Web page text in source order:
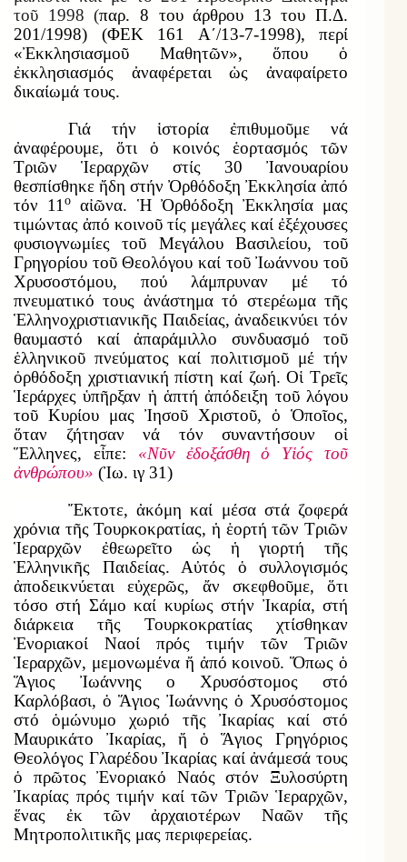
τοῦ 1998 (παρ. 8 του άρθρου 13 του Π.Δ.
201/1998) (ΦΕΚ 161 Α΄/13-7-1998), περί
«Ἐκκλησιασμοῦ Μαθητῶν», ὅπου ὁ
ἐκκλησιασμός ἀναφέρεται ὡς ἀναφαίρετο
δικαίωμά τους.
Γιά τήν ἱστορία ἐπιθυμοῦμε νά
ἀναφέρουμε, ὅτι ὁ κοινός ἑορτασμός τῶν
Τριῶν Ἱεραρχῶν στίς 30 Ἰανουαρίου
θεσπίσθηκε ἤδη στήν Ὀρθόδοξη Ἐκκλησία ἀπό
τόν 11ο
αἰῶνα. Ἡ Ὀρθόδοξη Ἐκκλησία μας
τιμώντας ἀπό κοινοῦ τίς μεγάλες καί ἐξέχουσες
φυσιογνωμίες τοῦ Μεγάλου Βασιλείου, τοῦ
Γρηγορίου τοῦ Θεολόγου καί τοῦ Ἰωάννου τοῦ
Χρυσοστόμου, πού λάμπρυναν μέ τό
πνευματικό τους ἀνάστημα τό στερέωμα τῆς
Ἑλληνοχριστιανικῆς Παιδείας, ἀναδεικνύει τόν
θαυμαστό καί ἀπαράμιλλο συνδυασμό τοῦ
ἑλληνικοῦ πνεύματος καί πολιτισμοῦ μέ τήν
ὀρθόδοξη χριστιανική πίστη καί ζωή. Οἱ Τρεῖς
Ἱεράρχες ὑπῆρξαν ἡ ἁπτή ἀπόδειξη τοῦ λόγου
τοῦ Κυρίου μας Ἰησοῦ Χριστοῦ, ὁ Ὁποῖος,
ὅταν ζήτησαν νά τόν συναντήσουν οἱ
Ἕλληνες, εἶπε: «Νῦν ἐδοξάσθη ὁ Υἱός τοῦ
ἀνθρώπου» (Ἰω. ιγ 31)
Ἔκτοτε, ἀκόμη καί μέσα στά ζοφερά
χρόνια τῆς Τουρκοκρατίας, ἡ ἑορτή τῶν Τριῶν
Ἱεραρχῶν ἐθεωρεῖτο ὡς ἡ γιορτή τῆς
Ἑλληνικῆς Παιδείας. Αὐτός ὁ συλλογισμός
ἀποδεικνύεται εὐχερῶς, ἄν σκεφθοῦμε, ὅτι
τόσο στή Σάμο καί κυρίως στήν Ἰκαρία, στή
διάρκεια τῆς Τουρκοκρατίας χτίσθηκαν
Ἐνοριακοί Ναοί πρός τιμήν τῶν Τριῶν
Ἱεραρχῶν, μεμονωμένα ἤ ἀπό κοινοῦ. Ὅπως ὁ
Ἅγιος Ἰωάννης ο Χρυσόστομος στό
Καρλόβασι, ὁ Ἅγιος Ἰωάννης ὁ Χρυσόστομος
στό ὁμώνυμο χωριό τῆς Ἰκαρίας καί στό
Μαυρικάτο Ἰκαρίας, ἤ ὁ Ἅγιος Γρηγόριος
Θεολόγος Γλαρέδου Ἰκαρίας καί ἀνάμεσά τους
ὁ πρῶτος Ἐνοριακό Ναός στόν Ξυλοσύρτη
Ἰκαρίας πρός τιμήν καί τῶν Τριῶν Ἱεραρχῶν,
ἕνας ἐκ τῶν ἀρχαιοτέρων Ναῶν τῆς
Μητροπολιτικῆς μας περιφερείας.